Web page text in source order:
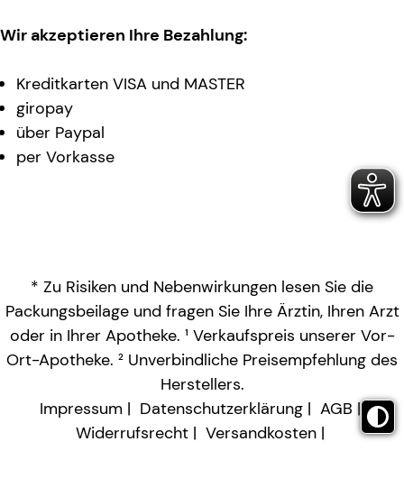
Wir akzeptieren Ihre Bezahlung:
Kreditkarten VISA und MASTER
giropay
über Paypal
per Vorkasse
* Zu Risiken und Nebenwirkungen lesen Sie die
Packungsbeilage und fragen Sie Ihre Ärztin, Ihren Arzt
oder in Ihrer Apotheke. ¹ Verkaufspreis unserer Vor-
Ort-Apotheke. ² Unverbindliche Preisempfehlung des
Herstellers.
Impressum
Datenschutzerklärung
AGB
Widerrufsrecht
Versandkosten